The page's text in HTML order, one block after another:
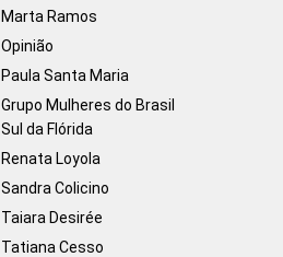
Marta Ramos
Opinião
Paula Santa Maria
Grupo Mulheres do Brasil
Sul da Flórida
Renata Loyola
Sandra Colicino
Taiara Desirée
Tatiana Cesso